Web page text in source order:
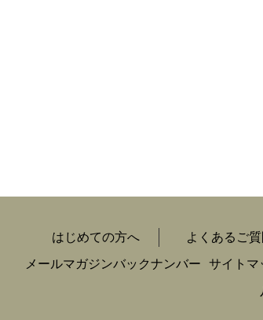
はじめての方へ よくあるご質
メールマガジンバックナンバー
サイトマ